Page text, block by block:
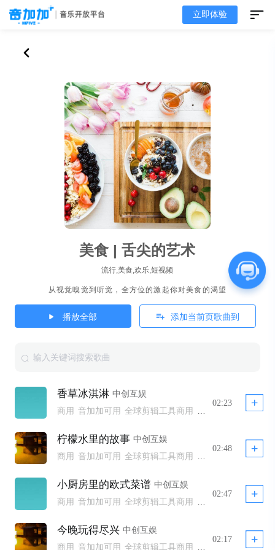
立即体验
美食 | 舌尖的艺术
流行,美食,欢乐,短视频
从视觉嗅觉到听觉，全方位的激起你对美食的渴望
播放全部 添加当前页歌曲到
香草冰淇淋 中创互娱
商用 音加加可用 全球剪辑工具商用
全球剪辑工具非商用模板不下架
全球剪辑工具商用 YTB不拦截
02:23
柠檬水里的故事 中创互娱
商用 音加加可用 全球剪辑工具商用
全球剪辑工具非商用模板不下架
全球剪辑工具商用 YTB不拦截 公播
02:48
小厨房里的欧式菜谱 中创互娱
商用 音加加可用 全球剪辑工具商用
全球剪辑工具非商用模板不下架
全球剪辑工具商用 YTB不拦截
02:47
今晚玩得尽兴 中创互娱
商用 音加加可用 全球剪辑工具商用
02:17